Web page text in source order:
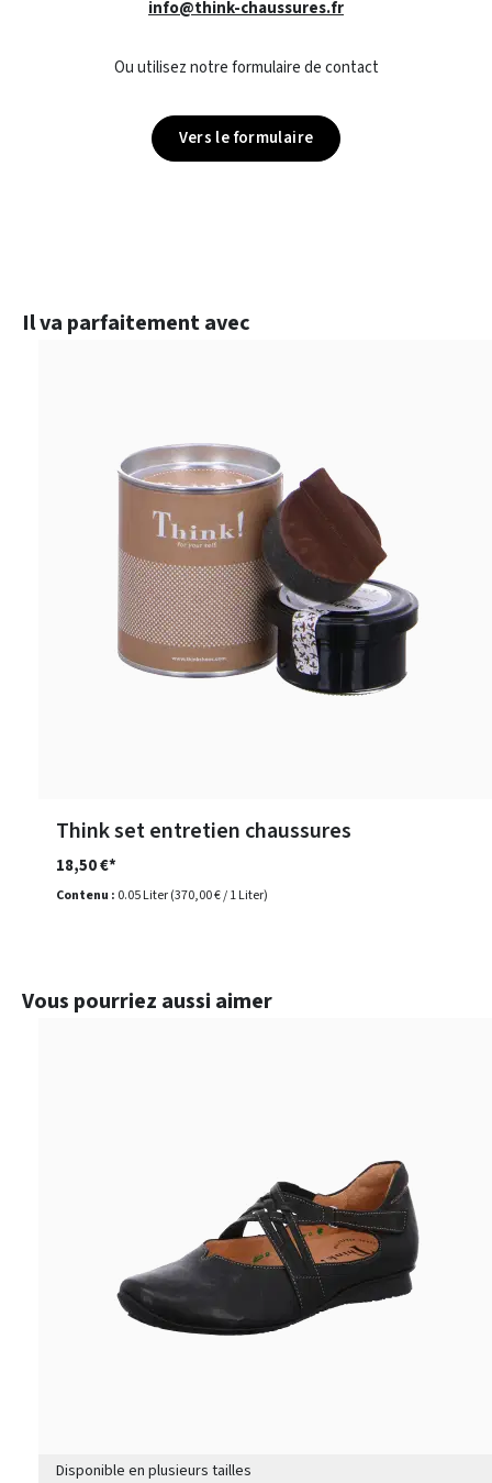
info@think-chaussures.fr
Ou utilisez notre formulaire de contact
Vers le formulaire
Ignorer la galerie de produits
Il va parfaitement avec
Think set entretien chaussures
Contenu : 0.05 Liter(370,00 € / 1 Liter)
18,50 €*
Ignorer la galerie de produits
Vous pourriez aussi aimer
Disponible en plusieurs tailles